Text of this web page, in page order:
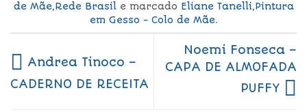
de Mãe,Rede Brasile marcado Eliane Tanelli,Pintura
em Gesso - Colo de Mãe.
Andrea Tinoco –
CADERNO DE RECEITA
Noemi Fonseca –
CAPA DE ALMOFADA
PUFFY